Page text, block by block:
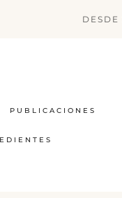
PUBLICACIONES